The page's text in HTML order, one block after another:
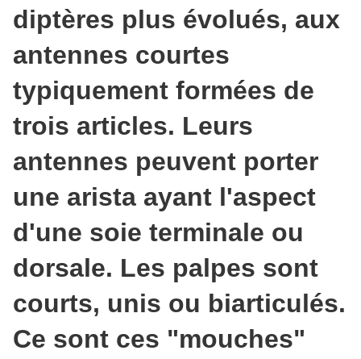
diptères plus évolués, aux
antennes courtes
typiquement formées de
trois articles. Leurs
antennes peuvent porter
une arista ayant l'aspect
d'une soie terminale ou
dorsale. Les palpes sont
courts, unis ou biarticulés.
Ce sont ces "mouches"